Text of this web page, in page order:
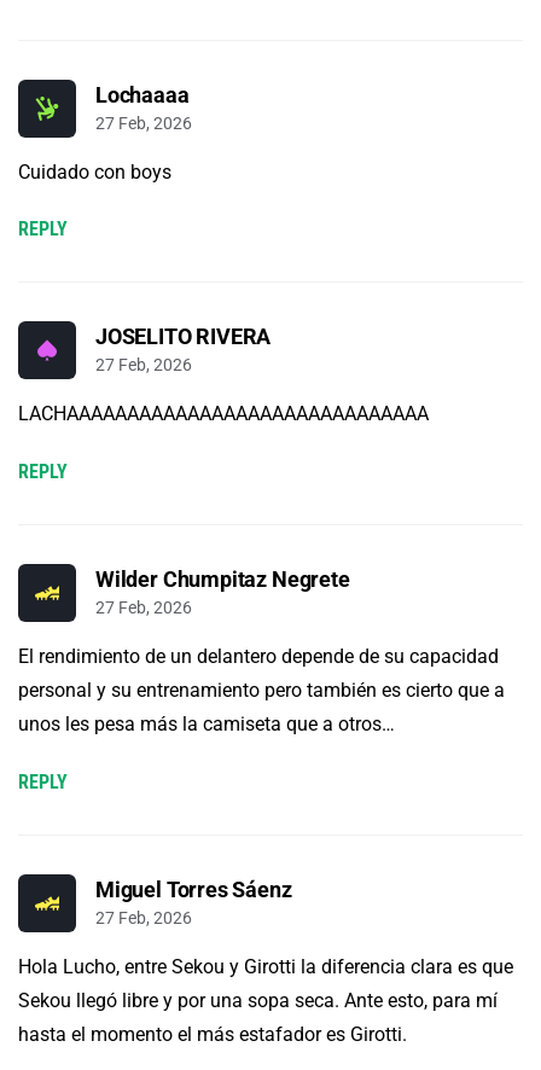
Lochaaaa
27 Feb, 2026
Cuidado con boys
REPLY
JOSELITO RIVERA
27 Feb, 2026
LACHAAAAAAAAAAAAAAAAAAAAAAAAAAAAAA
REPLY
Wilder Chumpitaz Negrete
27 Feb, 2026
El rendimiento de un delantero depende de su capacidad
personal y su entrenamiento pero también es cierto que a
unos les pesa más la camiseta que a otros…
REPLY
Miguel Torres Sáenz
27 Feb, 2026
Hola Lucho, entre Sekou y Girotti la diferencia clara es que
Sekou llegó libre y por una sopa seca. Ante esto, para mí
hasta el momento el más estafador es Girotti.